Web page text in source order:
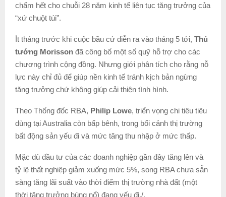
chấm hết cho chuỗi 28 năm kinh tế liên tục tăng trưởng của
“xứ chuột túi”.
Ít tháng trước khi cuộc bầu cử diễn ra vào tháng 5 tới, Thủ
tướng Morisson đã công bố một số quỹ hỗ trợ cho các
chương trình cộng đồng. Nhưng giới phân tích cho rằng nỗ
lực này chỉ đủ để giúp nền kinh tế tránh kịch bản ngừng
tăng trưởng chứ không giúp cải thiện tình hình.
Theo Thống đốc RBA, Philip Lowe, triển vọng chi tiêu tiêu
dùng tại Australia còn bấp bênh, trong bối cảnh thị trường
bất động sản yếu đi và mức tăng thu nhập ở mức thấp.
Mặc dù đầu tư của các doanh nghiệp gần đây tăng lên và
tỷ lệ thất nghiệp giảm xuống mức 5%, song RBA chưa sẵn
sàng tăng lãi suất vào thời điểm thị trường nhà đất (một
thời tăng trưởng bùng nổ) đang yếu đi./.